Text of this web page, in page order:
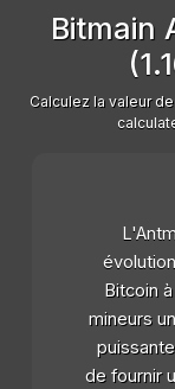
Bitmain
Calculez la valeur
Bitcoin
mineurs
de fournir